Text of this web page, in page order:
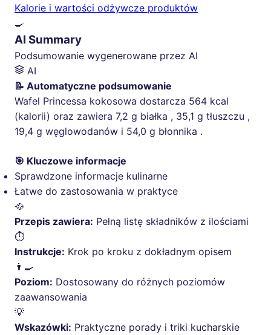
Kalorie i wartości odżywcze produktów
🍳
AI Summary
Podsumowanie wygenerowane przez AI
AI
📝 Automatyczne podsumowanie
Wafel Princessa kokosowa dostarcza 564 kcal
(kalorii) oraz zawiera 7,2 g białka , 35,1 g tłuszczu ,
19,4 g węglowodanów i 54,0 g błonnika .
🎯 Kluczowe informacje
Sprawdzone informacje kulinarne
Łatwe do zastosowania w praktyce
🥘
Przepis zawiera: Pełną listę składników z ilościami
⏱️
Instrukcje: Krok po kroku z dokładnym opisem
👨‍🍳
Poziom: Dostosowany do różnych poziomów
zaawansowania
💡
Wskazówki: Praktyczne porady i triki kucharskie